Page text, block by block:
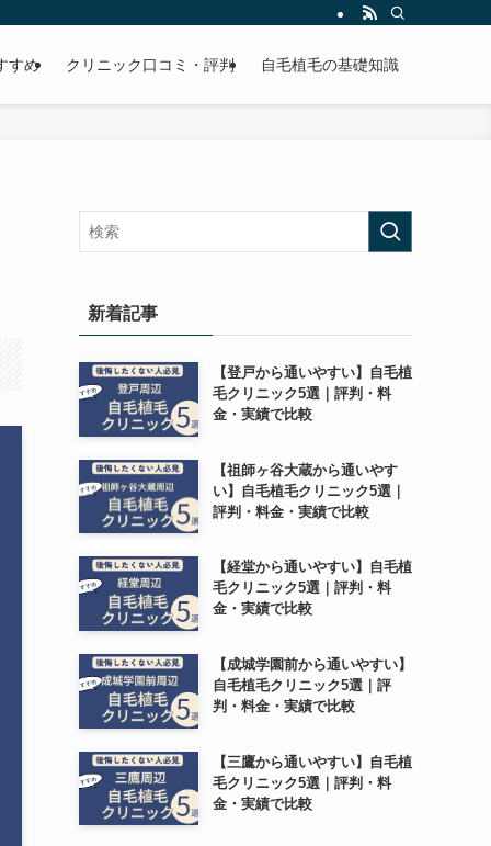
すめ クリニック口コミ・評判 自毛植毛の基礎知識
新着記事
【登戸から通いやすい】自毛植
毛クリニック5選｜評判・料
金・実績で比較
【祖師ヶ谷大蔵から通いやす
い】自毛植毛クリニック5選｜
評判・料金・実績で比較
【経堂から通いやすい】自毛植
毛クリニック5選｜評判・料
金・実績で比較
【成城学園前から通いやすい】
自毛植毛クリニック5選｜評
判・料金・実績で比較
【三鷹から通いやすい】自毛植
毛クリニック5選｜評判・料
金・実績で比較